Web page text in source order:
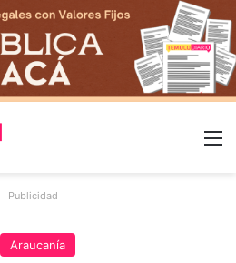
Publicidad
Araucanía